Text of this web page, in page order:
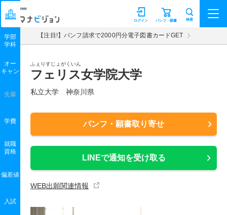
マナビジョン パンフ・願書
ログイン 検索
【注目!】パンフ請求で2000円分電子図書カードGET
ふぇりすじょがくいん
フェリス女学院大学
私立大学 神奈川県
パンフ・願書取り寄せ
LINEで通知を受け取る
WEB出願関連情報
学部
学科
オー
キャン
先輩
学費
就職
資格
偏差値
入試